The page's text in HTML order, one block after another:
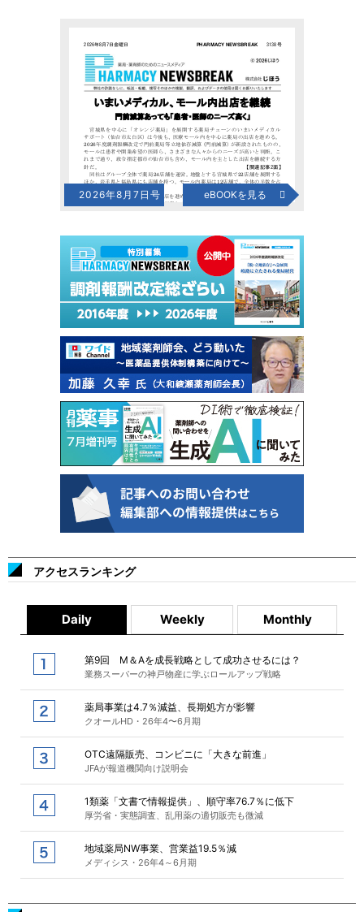
2026年8月7日号 eBOOKを見る
アクセスランキング
Daily Weekly Monthly
第9回 M＆Aを成長戦略として成功させるには？
業務スーパーの神戸物産に学ぶロールアップ戦略
薬局事業は4.7％減益、長期処方が影響
クオールHD・26年4〜6月期
OTC遠隔販売、コンビニに「大きな前進」
JFAが報道機関向け説明会
1類薬「文書で情報提供」、順守率76.7％に低下
厚労省・実態調査、乱用薬の適切販売も微減
地域薬局NW事業、営業益19.5％減
メディシス・26年4～6月期